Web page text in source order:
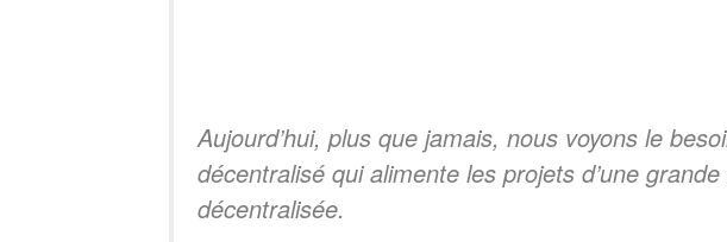
Aujourd’hui, plus que jamais, nous voyons le
décentralisé qui alimente les projets d’une
décentralisée.